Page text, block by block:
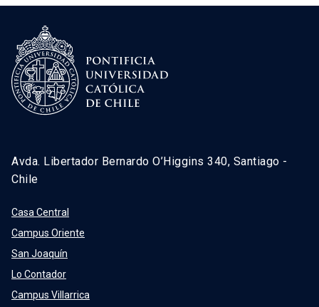
Avda. Libertador Bernardo O’Higgins 340, Santiago -
Chile
Casa Central
Campus Oriente
San Joaquín
Lo Contador
Campus Villarrica